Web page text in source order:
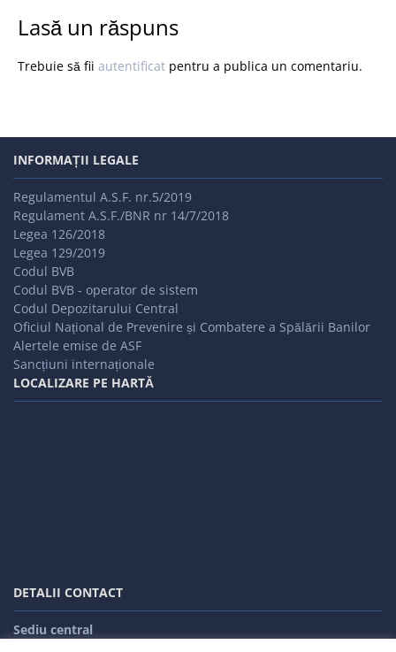
Lasă un răspuns
Trebuie să fii autentificat pentru a publica un comentariu.
INFORMAȚII LEGALE
Regulamentul A.S.F. nr.5/2019
Regulament A.S.F./BNR nr 14/7/2018
Legea 126/2018
Legea 129/2019
Codul BVB
Codul BVB - operator de sistem
Codul Depozitarului Central
Oficiul Național de Prevenire și Combatere a Spălării Banilor
Alertele emise de ASF
Sancțiuni internaționale
LOCALIZARE PE HARTĂ
DETALII CONTACT
Sediu central